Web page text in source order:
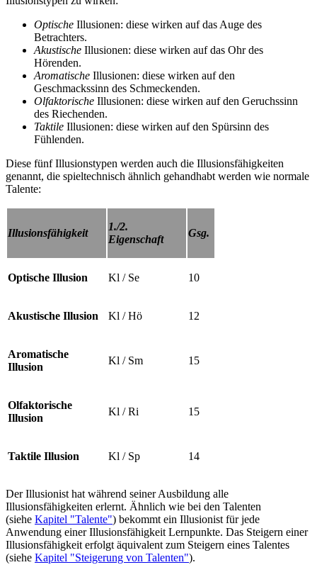
Optische Illusionen: diese wirken auf das Auge des
Betrachters.
Akustische Illusionen: diese wirken auf das Ohr des
Hörenden.
Aromatische Illusionen: diese wirken auf den
Geschmackssinn des Schmeckenden.
Olfaktorische Illusionen: diese wirken auf den Geruchssinn
des Riechenden.
Taktile Illusionen: diese wirken auf den Spürsinn des
Fühlenden.
Diese fünf Illusionstypen werden auch die Illusionsfähigkeiten
genannt, die spieltechnisch ähnlich gehandhabt werden wie normale
Talente:
Illusionsfähigkeit
1./2.
Eigenschaft
Gsg.
Optische Illusion Kl / Se 10
Akustische Illusion Kl / Hö 12
Aromatische
Illusion
Kl / Sm 15
Olfaktorische
Illusion
Kl / Ri 15
Taktile Illusion Kl / Sp 14
Der Illusionist hat während seiner Ausbildung alle
Illusionsfähigkeiten erlernt. Ähnlich wie bei den Talenten
(siehe Kapitel "Talente") bekommt ein Illusionist für jede
Anwendung einer Illusionsfähigkeit Lernpunkte. Das Steigern einer
Illusionsfähigkeit erfolgt äquivalent zum Steigern eines Talentes
(siehe Kapitel "Steigerung von Talenten").